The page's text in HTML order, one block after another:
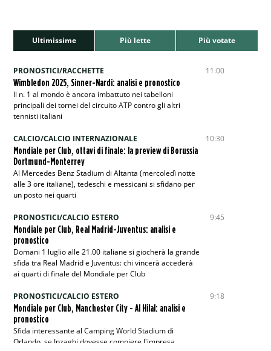
Ultimissime Più lette Più votate
PRONOSTICI/RACCHETTE
Wimbledon 2025, Sinner-Nardi: analisi e pronostico
Il n. 1 al mondo è ancora imbattuto nei tabelloni
principali dei tornei del circuito ATP contro gli altri
tennisti italiani
11:00
CALCIO/CALCIO INTERNAZIONALE
Mondiale per Club, ottavi di finale: la preview di Borussia
Dortmund-Monterrey
Al Mercedes Benz Stadium di Altanta (mercoledì notte
alle 3 ore italiane), tedeschi e messicani si sfidano per
un posto nei quarti
10:30
PRONOSTICI/CALCIO ESTERO
Mondiale per Club, Real Madrid-Juventus: analisi e
pronostico
Domani 1 luglio alle 21.00 italiane si giocherà la grande
sfida tra Real Madrid e Juventus: chi vincerà accederà
ai quarti di finale del Mondiale per Club
9:45
PRONOSTICI/CALCIO ESTERO
Mondiale per Club, Manchester City - Al Hilal: analisi e
pronostico
Sfida interessante al Camping World Stadium di
Orlando, se Inzaghi dovesse compiere l'impresa
9:18